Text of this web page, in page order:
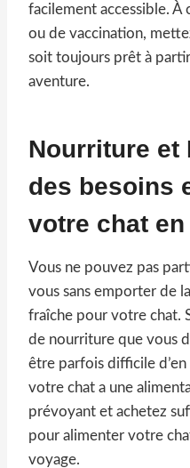
facilement accessible.
ou de vaccination,
soit toujours prêt à
aventure.
Nourriture et
des besoins
votre chat
Vous ne pouvez pas
vous sans emporter de
fraîche pour votre chat.
de nourriture que vous
être parfois difficile
votre chat a une
prévoyant et achetez
pour alimenter votre
voyage.